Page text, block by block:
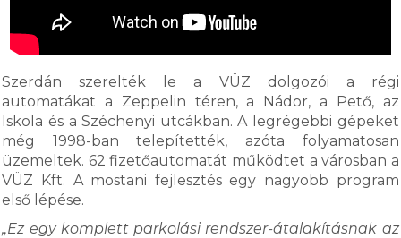
Szerdán szerelték le a VÜZ dolgozói a régi
automatákat a Zeppelin téren, a Nádor, a Pető, az
Iskola és a Széchenyi utcákban. A legrégebbi gépeket
még 1998-ban telepítették, azóta folyamatosan
üzemeltek. 62 fizetőautomatát működtet a városban a
VÜZ Kft. A mostani fejlesztés egy nagyobb program
első lépése.
„Ez egy komplett parkolási rendszer-átalakításnak az